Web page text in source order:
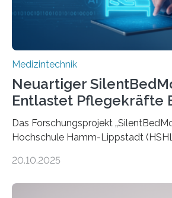
Medizintechnik
Neuartiger
Entlastet Pflegekräfte
Das Forschungsprojekt
Hochschule Hamm-Lippstadt
auf Personen ab, die bettlägerig sind
20.10.2025